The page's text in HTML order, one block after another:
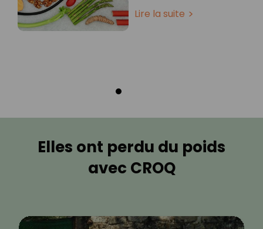
Lire la suite
Elles ont perdu du poids
avec CROQ